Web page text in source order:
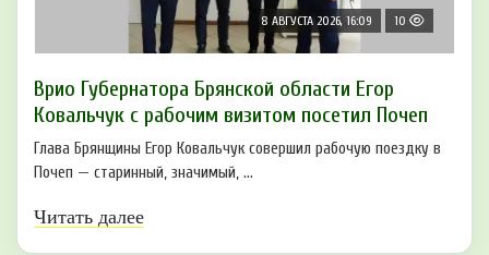
8 АВГУСТА 2026, 16:09 10
Врио Губернатора Брянской области Егор
Ковальчук с рабочим визитом посетил Почеп
Глава Брянщины Егор Ковальчук совершил рабочую поездку в
Почеп — старинный, значимый, ...
Читать далее